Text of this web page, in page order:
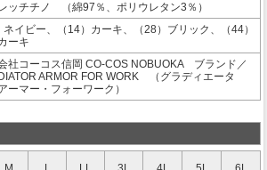
ッチチノ （綿97％、ポリウレタン3％）
ネイビー、（14）カーキ、（28）ブリック、（44）
ーキ
社コーコス信岡 CO-COS NOBUOKA ブランド／
ARMOR FOR WORK （グラディエータ
ーマー・フォーワーク）